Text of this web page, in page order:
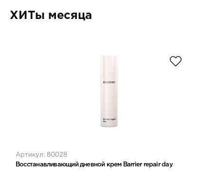
ХИТы месяца
Артикул: 80028
Восстанавливающий дневной крем Barrier repair day